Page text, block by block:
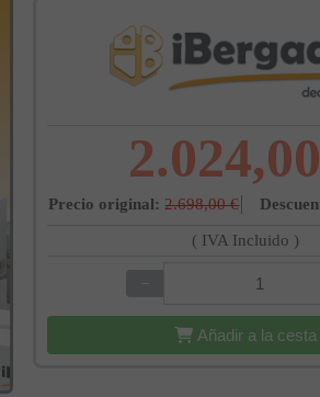
Precio original: 2.698,00 €
( IVA Incluido )
−
Añadir a la cesta